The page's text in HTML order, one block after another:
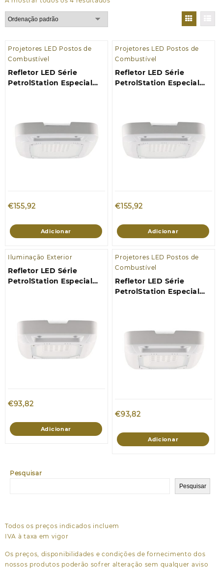
Pesquisar
Pesquisar
Projetores LED Postos de
Combustível
Refletor LED Série
PetrolStation Especial
€155,92
Adicionar
Projetores LED Postos de
Combustível
Refletor LED Série
PetrolStation Especial
€155,92
Adicionar
Iluminação Exterior
Refletor LED Série
PetrolStation Especial
€93,82
Adicionar
Projetores LED Postos de
Combustível
Refletor LED Série
PetrolStation Especial
€93,82
Adicionar
Todos os preços indicados incluem
IVA à taxa em vigor
Os preços, disponibilidades e condições de fornecimento dos
nossos produtos poderão sofrer alteração sem qualquer aviso